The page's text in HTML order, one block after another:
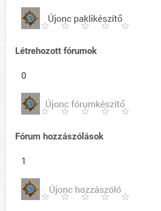
Létrehozott fórumok
0
Fórum hozzászólások
1